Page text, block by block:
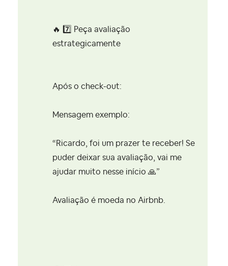
🔥 7️⃣ Peça avaliação
estrategicamente
Após o check-out:
Mensagem exemplo:
“Ricardo, foi um prazer te receber! Se
puder deixar sua avaliação, vai me
ajudar muito nesse início 🙏”
Avaliação é moeda no Airbnb.